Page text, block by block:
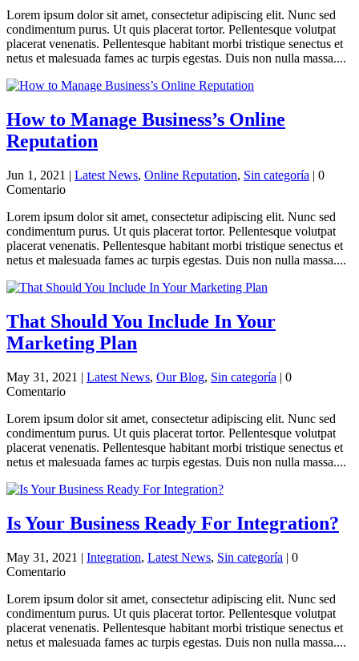
Lorem ipsum dolor sit amet, consectetur adipiscing elit. Nunc sed
condimentum purus. Ut quis placerat tortor. Pellentesque volutpat
placerat venenatis. Pellentesque habitant morbi tristique senectus et
netus et malesuada fames ac turpis egestas. Duis non nulla massa....
How to Manage Business’s Online
Reputation
Jun 1, 2021 | Latest News, Online Reputation, Sin categoría | 0
Comentario
Lorem ipsum dolor sit amet, consectetur adipiscing elit. Nunc sed
condimentum purus. Ut quis placerat tortor. Pellentesque volutpat
placerat venenatis. Pellentesque habitant morbi tristique senectus et
netus et malesuada fames ac turpis egestas. Duis non nulla massa....
That Should You Include In Your
Marketing Plan
May 31, 2021 | Latest News, Our Blog, Sin categoría | 0
Comentario
Lorem ipsum dolor sit amet, consectetur adipiscing elit. Nunc sed
condimentum purus. Ut quis placerat tortor. Pellentesque volutpat
placerat venenatis. Pellentesque habitant morbi tristique senectus et
netus et malesuada fames ac turpis egestas. Duis non nulla massa....
Is Your Business Ready For Integration?
May 31, 2021 | Integration, Latest News, Sin categoría | 0
Comentario
Lorem ipsum dolor sit amet, consectetur adipiscing elit. Nunc sed
condimentum purus. Ut quis placerat tortor. Pellentesque volutpat
placerat venenatis. Pellentesque habitant morbi tristique senectus et
netus et malesuada fames ac turpis egestas. Duis non nulla massa....